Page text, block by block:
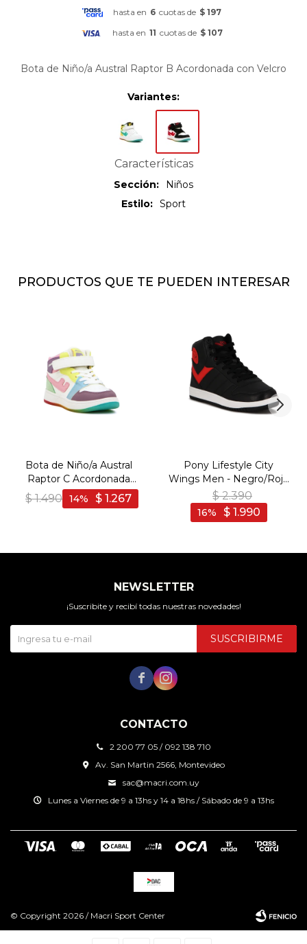
hasta en 6 cuotas de $ 197
hasta en 11 cuotas de $ 107
Bota de Niño/a Austral Raptor B Acordonada con Velcro
Variantes:
Características
Sección
Niños
Estilo
Sport
PRODUCTOS QUE TE PUEDEN INTERESAR
Bota de Niño/a Austral
Raptor C Acordonada
con Velcro - Multicolor-
Lila
$ 1.490 $ 1.267
14
Pony Lifestyle City
Wings Men - Negro/Rojo
- Negro-Rojo
$ 2.390
$ 1.990
16
CONTACTO
2 200 77 05 / 092 138 710
Av. San Martin 2566, Montevideo
sac@macri.com.uy
Lunes a Viernes de 9 a 13hs y 14 a 18hs / Sábado de 9 a 13hs
NEWSLETTER
¡Suscribite y recibí todas nuestras novedades!
SUSCRIBIRME
 
© Copyright 2026 / Macri Sport Center